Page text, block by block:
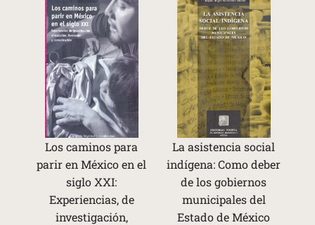
Los caminos para
parir en México en el
siglo XXI:
Experiencias, de
investigación,
La asistencia social
indígena: Como deber
de los gobiernos
municipales del
Estado de México